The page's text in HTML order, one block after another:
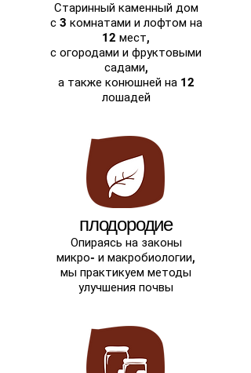
Старинный каменный дом
с 3 комнатами и лофтом на
12 мест,
с огородами и фруктовыми
садами,
а также конюшней на 12
лошадей
плодородие
Опираясь на законы
микро- и макробиологии,
мы практикуем методы
улучшения почвы